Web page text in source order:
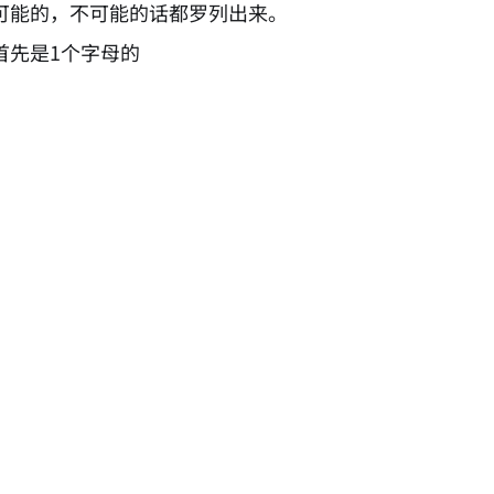
的，不可能的话都罗列出来。
先是1个字母的